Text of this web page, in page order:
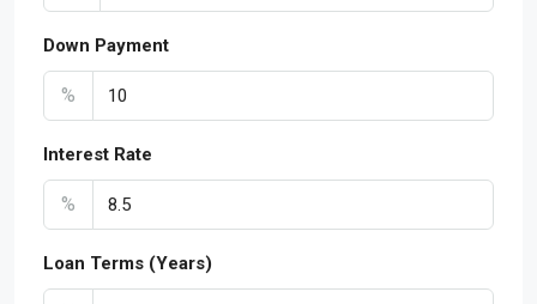
Down Payment
%
Interest Rate
%
Loan Terms (Years)